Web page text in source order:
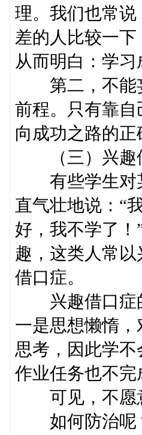
理。我们也常说
差的人比较一
从而明白：学
第二，不能妄
前程。只有靠
向成功之路的正
（三）兴趣
有些学生对某
直气壮地说：“
好，我不学了
趣，这类人常
借口症。
兴趣借口症的
一是思想懒惰
思考，因此学
作业任务也不完
可见，不愿意
如何防治呢